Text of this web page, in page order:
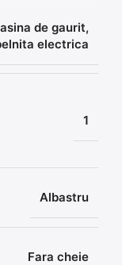
de gaurit,
electrica
1
Albastru
Fara cheie